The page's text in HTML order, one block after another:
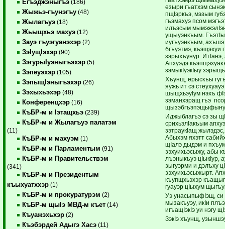
Егъэджэныгъэ (186)
Жыжьэ-гъунэгъу (48)
Жылагъуэ (18)
Жьыщхьэ махуэ (12)
Зауэ гъуэгуанэхэр (2)
ЗэIущIэхэр (90)
ЗэгурыIуэныгъэхэр (5)
Зэпеуэхэр (105)
ЗэпыщIэныгъэхэр (26)
Зэхыхьэхэр (48)
Конференцхэр (16)
КъБР-м и Iэтащхьэ (239)
КъБР-м и Жылагъуэ палатэм
(11)
КъБР-м и махуэм (1)
КъБР-м и Парламентым (91)
КъБР-м и Правительствэм
(341)
КъБР-м и Президентым
къыхуатххэр (1)
КъБР-м и прокуратурэм (2)
КъБР-м щыIэ МВД-м къет (14)
Къуажэхьхэр (2)
Къэбэрдей Адыгэ Хасэ (11)
езыри гъатхэм
пщIэркъэ, мэзым
гъэмахуэ псом
илъэсым
ущыуэнкъым.
иугъуэнкъым,
бгъуэтмэ,
зэрыхъунур. ИтIанэ,
Апхуэдэ
зэмыкIуэкIыу
Хъунщ, ерыскъы
яужь ит сэ
шыщхьэуIум нэхъ
зэманхэращ гъэ
Иджыблагъэ сэ зы
срихьэлIакъым
зэтраукIащ
Абыхэм яхэтт
щIалэ дыдэм и
зэхуихьэсыжу, абы
лъэныкъуэ цIыкIур,
зыгуэрми и дэлъху
зэхуихьэсыжырт.
къупщхьэхэр
гуауэр цIыхум
Уэ унасыпыфIэщ, си
мызакъуэу, икIи
игъащIэкIэ уи нэгу
ЗэкIэ хъунщ,